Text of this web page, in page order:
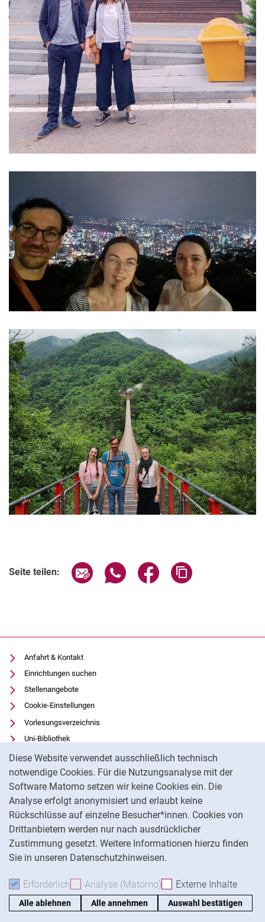
Diese Website verwendet ausschließlich technisch
notwendige Cookies. Für die Nutzungsanalyse mit der
Software Matomo setzen wir keine Cookies ein. Die
Analyse erfolgt anonymisiert und erlaubt keine
Rückschlüsse auf einzelne Besucher*innen. Cookies von
Drittanbietern werden nur nach ausdrücklicher
Zustimmung gesetzt. Weitere Informationen hierzu finden
Sie in unseren Datenschutzhinweisen.
Erforderlich Erforderliche Cookies akzeptieren
Analyse (Matomo) Analyse-Cookies
Externe Inhalte
Alle ablehnen Alle annehmen Auswahl bestätigen
Seite teilen: Seite über E-Mail teilen
Seite über WhatsApp teilen
Seite über Facebook
Anfahrt & Kontakt
Einrichtungen suchen
Stellenangebote
Cookie-Einstellungen
Vorlesungsverzeichnis
Uni-Bibliothek
Moodle
Panopto
Datenschutz
Barrierefreiheit
Transparenter KI-Einsatz